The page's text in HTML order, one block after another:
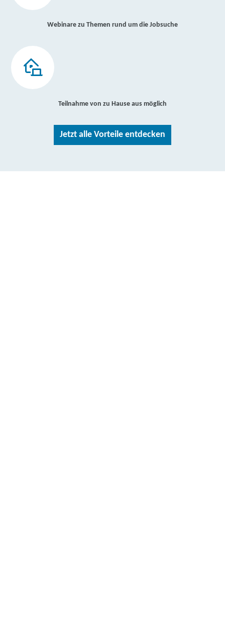
Webinare zu Themen rund um die Jobsuche
Teilnahme von zu Hause aus möglich
Jetzt alle Vorteile entdecken